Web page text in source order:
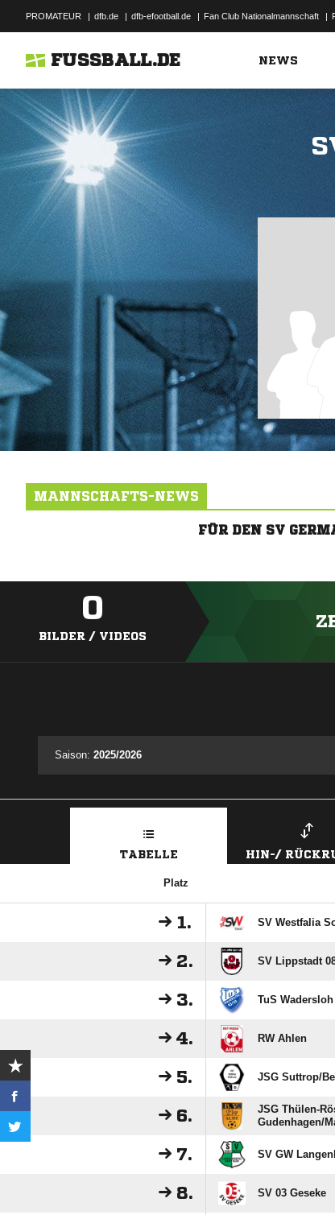
PROMATEUR | dfb.de | dfb-efootball.de | Fan Club Nationalmannschaft |
FUSSBALL.DE NEWS
MANNSCHAFTS-NEWS
FÜR DEN SV
0
BILDER / VIDEOS
Saison: 2025/2026
TABELLE HIN-/
Platz
1. SV Westfalia
2. SV Lippstadt
3. TuS Wadersloh
4. RW Ahlen
5. JSG Suttrop/​
6.
JSG Thülen-
Gudenhagen/​
7. SV GW
8. SV 03 Geseke